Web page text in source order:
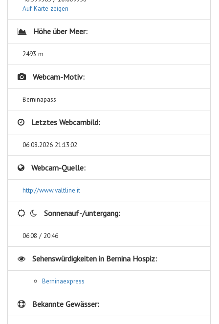
Auf Karte zeigen
Höhe über Meer:
2493 m
Webcam-Motiv:
Berninapass
Letztes Webcambild:
06.08.2026 21:13:02
Webcam-Quelle:
http://www.valtline.it
Sonnenauf-/untergang:
06:08 / 20:46
Sehenswürdigkeiten in Bernina Hospiz:
Berninaexpress
Bekannte Gewässer: